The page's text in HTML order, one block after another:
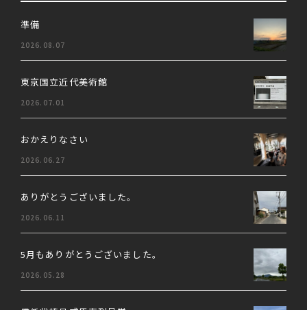
準備
2026.08.07
東京国立近代美術館
2026.07.01
おかえりなさい
2026.06.27
ありがとうございました。
2026.06.11
5月もありがとうございました。
2026.05.28